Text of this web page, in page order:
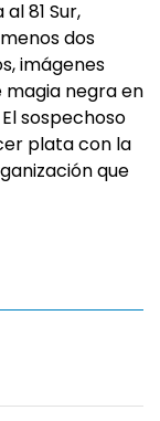
81 Sur,
dos
imágenes
magia negra en
sospechoso
plata con la
que